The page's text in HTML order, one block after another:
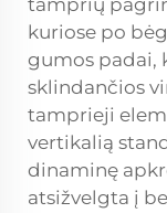
tamprių
kuriose po
gumos padai,
sklindančios
tamprieji
vertikalią
dinaminę
atsižvelgta į